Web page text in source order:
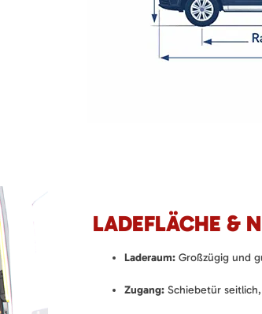
LADEFLÄCHE &
Laderaum: Großzügig und
Zugang: Schiebetür